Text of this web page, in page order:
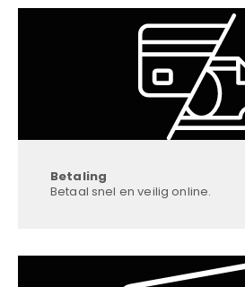
Betaling
Betaal snel en veilig online.